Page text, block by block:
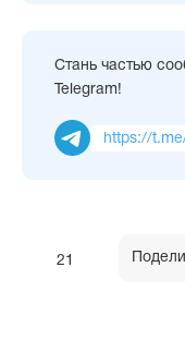
Стань частью
Telegram!
https://
21